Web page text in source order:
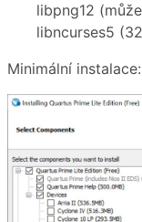
libpng12
libncurses5
Minimální instalace: